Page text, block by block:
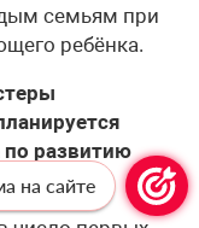
семьям при
ребёнка.
по развитию
на сайте